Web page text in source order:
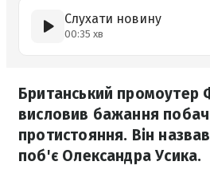
Слухати новину
00:35 хв
Британський промоутер
висловив бажання
протистояння. Він
поб'є Олександра Усика.